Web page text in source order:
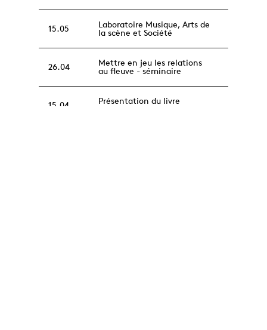
15.05
Laboratoire Musique, Arts de
la scène et Société
26.04
Mettre en jeu les relations
au fleuve - séminaire
15.04
Présentation du livre